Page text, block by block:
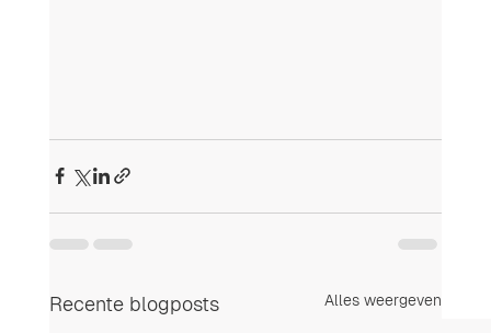
Recente blogposts Alles weergeven